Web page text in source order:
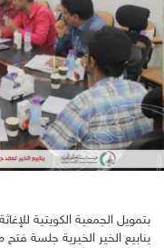
بتمويل الجمعية الكويتية